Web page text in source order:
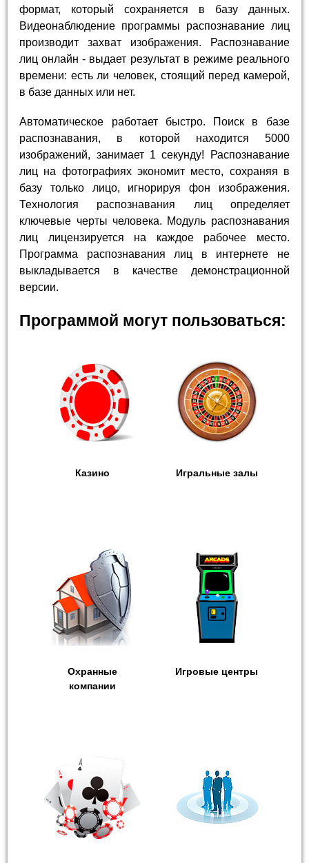
формат, который сохраняется в базу данных.
Видеонаблюдение программы распознавание лиц
производит захват изображения. Распознавание
лиц онлайн - выдает результат в режиме реального
времени: есть ли человек, стоящий перед камерой,
в базе данных или нет.
Автоматическое работает быстро. Поиск в базе
распознавания, в которой находится 5000
изображений, занимает 1 секунду! Распознавание
лиц на фотографиях экономит место, сохраняя в
базу только лицо, игнорируя фон изображения.
Технология распознавания лиц определяет
ключевые черты человека. Модуль распознавания
лиц лицензируется на каждое рабочее место.
Программа распознавания лиц в интернете не
выкладывается в качестве демонстрационной
версии.
Программой могут пользоваться:
Казино Игральные залы
Охранные
компании
Игровые центры